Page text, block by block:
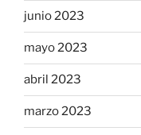
junio 2023
mayo 2023
abril 2023
marzo 2023